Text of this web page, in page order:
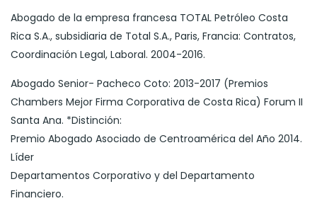
Abogado de la empresa francesa TOTAL Petróleo Costa
Rica S.A., subsidiaria de Total S.A., Paris, Francia: Contratos,
Coordinación Legal, Laboral. 2004-2016.
Abogado Senior- Pacheco Coto: 2013-2017 (Premios
Chambers Mejor Firma Corporativa de Costa Rica) Forum II
Santa Ana. *Distinción:
Premio Abogado Asociado de Centroamérica del Año 2014.
Líder
Departamentos Corporativo y del Departamento
Financiero.